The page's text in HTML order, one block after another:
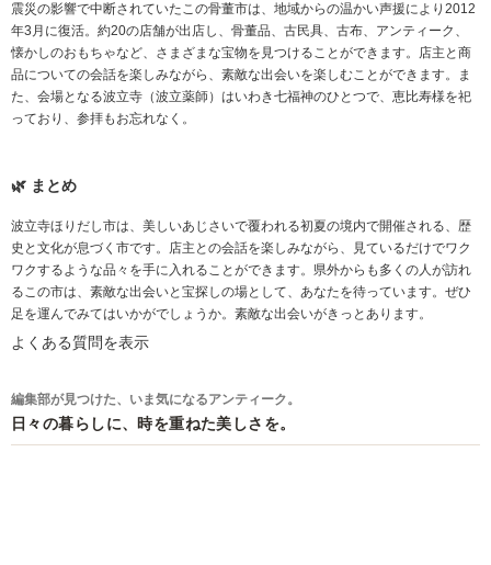
震災の影響で中断されていたこの骨董市は、地域からの温かい声援により2012
年3月に復活。約20の店舗が出店し、骨董品、古民具、古布、アンティーク、
懐かしのおもちゃなど、さまざまな宝物を見つけることができます。店主と商
品についての会話を楽しみながら、素敵な出会いを楽しむことができます。ま
た、会場となる波立寺（波立薬師）はいわき七福神のひとつで、恵比寿様を祀
っており、参拝もお忘れなく。
まとめ
波立寺ほりだし市は、美しいあじさいで覆われる初夏の境内で開催される、歴
史と文化が息づく市です。店主との会話を楽しみながら、見ているだけでワク
ワクするような品々を手に入れることができます。県外からも多くの人が訪れ
るこの市は、素敵な出会いと宝探しの場として、あなたを待っています。ぜひ
足を運んでみてはいかがでしょうか。素敵な出会いがきっとあります。
よくある質問を表示
編集部が見つけた、いま気になるアンティーク。
日々の暮らしに、時を重ねた美しさを。